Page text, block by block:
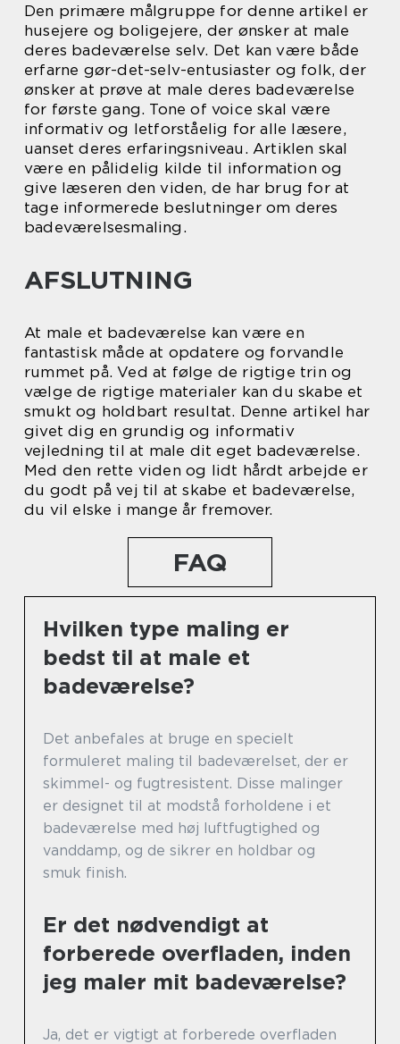
Den primære målgruppe for denne artikel er
husejere og boligejere, der ønsker at male
deres badeværelse selv. Det kan være både
erfarne gør-det-selv-entusiaster og folk, der
ønsker at prøve at male deres badeværelse
for første gang. Tone of voice skal være
informativ og letforståelig for alle læsere,
uanset deres erfaringsniveau. Artiklen skal
være en pålidelig kilde til information og
give læseren den viden, de har brug for at
tage informerede beslutninger om deres
badeværelsesmaling.
AFSLUTNING
At male et badeværelse kan være en
fantastisk måde at opdatere og forvandle
rummet på. Ved at følge de rigtige trin og
vælge de rigtige materialer kan du skabe et
smukt og holdbart resultat. Denne artikel har
givet dig en grundig og informativ
vejledning til at male dit eget badeværelse.
Med den rette viden og lidt hårdt arbejde er
du godt på vej til at skabe et badeværelse,
du vil elske i mange år fremover.
FAQ
Hvilken type maling er
bedst til at male et
badeværelse?
Det anbefales at bruge en specielt
formuleret maling til badeværelset, der er
skimmel- og fugtresistent. Disse malinger
er designet til at modstå forholdene i et
badeværelse med høj luftfugtighed og
vanddamp, og de sikrer en holdbar og
smuk finish.
Er det nødvendigt at
forberede overfladen, inden
jeg maler mit badeværelse?
Ja, det er vigtigt at forberede overfladen